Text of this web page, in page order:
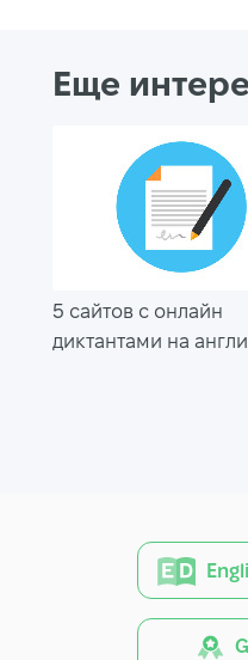
Еще
5 сайтов с онлайн
диктантами на